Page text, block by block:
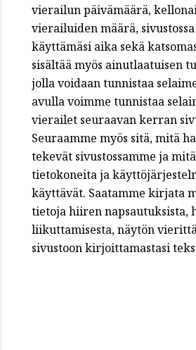
vierailun päivämäärä,
vierailuiden määrä,
käyttämäsi aika sekä
sisältää myös ainutlaatuisen
jolla voidaan tunnistaa
avulla voimme tunnistaa
vierailet seuraavan kerran
Seuraamme myös sitä, mitä
tekevät sivustossamme ja
tietokoneita ja
käyttävät. Saatamme kirjata
tietoja hiiren napsautuksista,
liikuttamisesta, näytön
sivustoon kirjoittamastasi